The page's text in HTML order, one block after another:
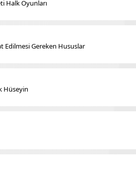
Halk Oyunları
Edilmesi Gereken Hususlar
Hüseyin